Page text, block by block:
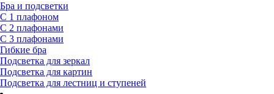
Бра и подсветки
С 1 плафоном
С 2 плафонами
С 3 плафонами
Гибкие бра
Подсветка для зеркал
Подсветка для картин
Подсветка для лестниц и ступеней